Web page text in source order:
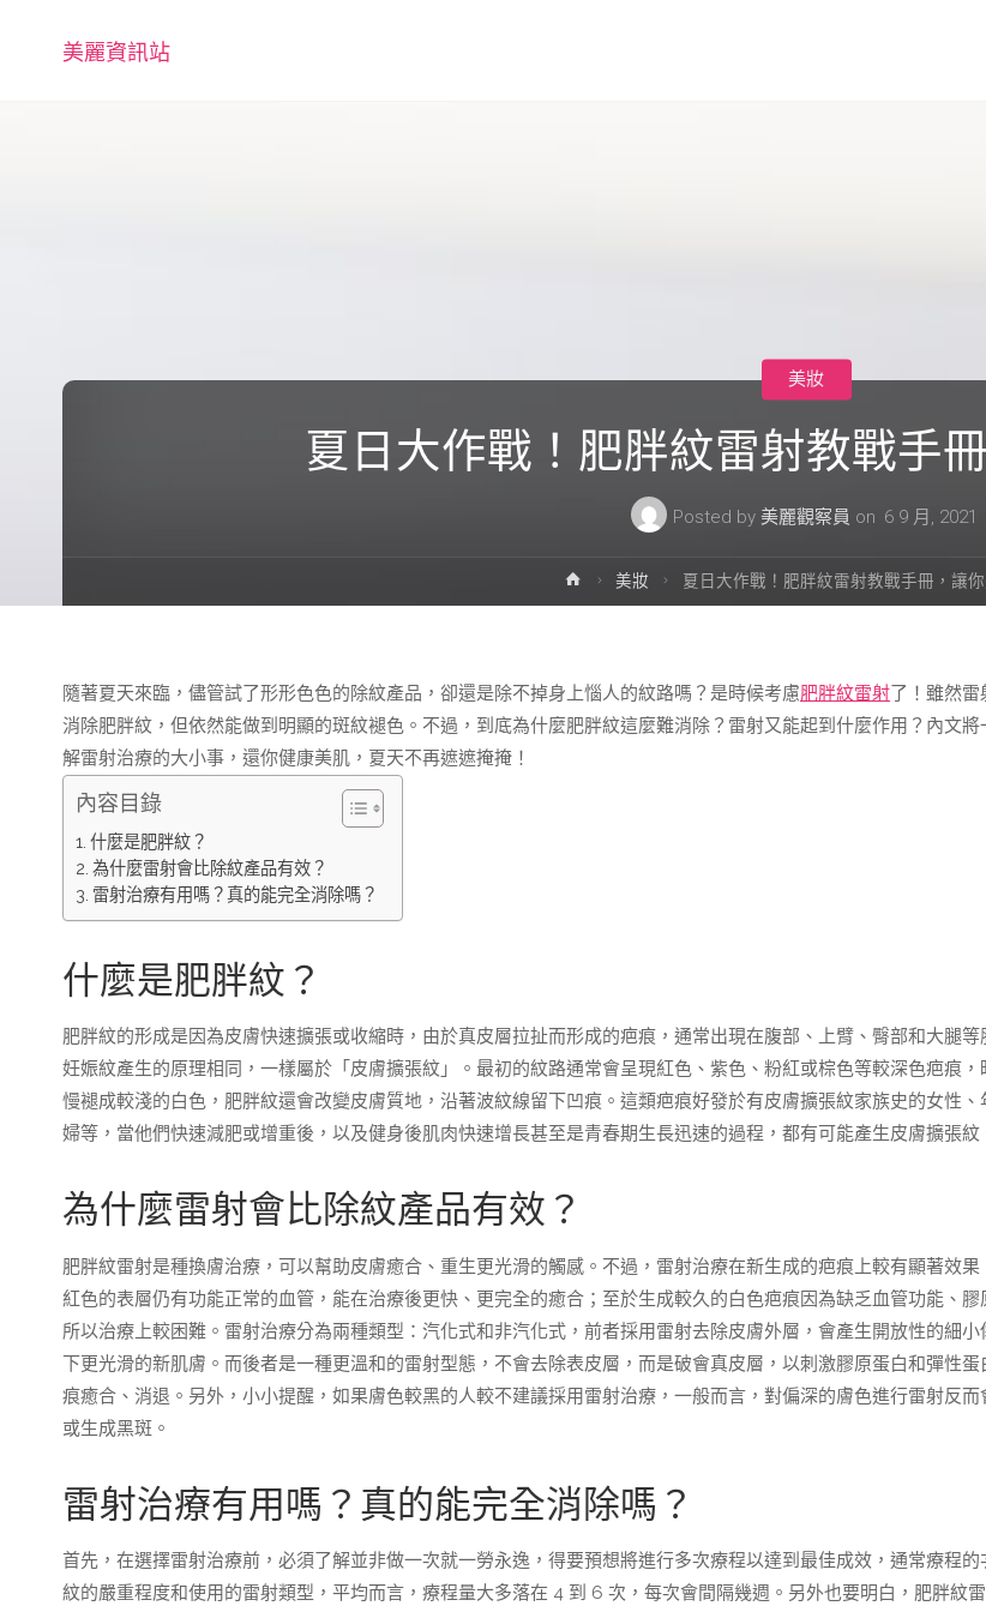
美麗資訊站
夏日大作戰！肥胖紋雷射教戰手
Posted by 美麗觀察員 on 6 9 月, 2021
美妝
Home美妝 夏日大作戰！肥胖紋雷射教戰手冊，讓
隨著夏天來臨，儘管試了形形色色的除紋產品，卻還是除不掉身上惱人的紋路嗎？是時候考慮肥胖紋雷射了！雖然雷
消除肥胖紋，但依然能做到明顯的斑紋褪色。不過，到底為什麼肥胖紋這麼難消除？雷射又能起到什麼作用？內文將
解雷射治療的大小事，還你健康美肌，夏天不再遮遮掩掩！
內容目錄
什麼是肥胖紋？
為什麼雷射會比除紋產品有效？
雷射治療有用嗎？真的能完全消除嗎？
什麼是肥胖紋？
肥胖紋的形成是因為皮膚快速擴張或收縮時，由於真皮層拉扯而形成的疤痕，通常出現在腹部、上臂、臀部和大腿
妊娠紋產生的原理相同，一樣屬於「皮膚擴張紋」。最初的紋路通常會呈現紅色、紫色、粉紅或棕色等較深色疤痕，
慢褪成較淺的白色，肥胖紋還會改變皮膚質地，沿著波紋線留下凹痕。這類疤痕好發於有皮膚擴張紋家族史的女性
婦等，當他們快速減肥或增重後，以及健身後肌肉快速增長甚至是青春期生長迅速的過程，都有可能產生皮膚擴張紋
為什麼雷射會比除紋產品有效？
肥胖紋雷射是種換膚治療，可以幫助皮膚癒合、重生更光滑的觸感。不過，雷射治療在新生成的疤痕上較有顯著效
紅色的表層仍有功能正常的血管，能在治療後更快、更完全的癒合；至於生成較久的白色疤痕因為缺乏血管功能、膠
所以治療上較困難。雷射治療分為兩種類型：汽化式和非汽化式，前者採用雷射去除皮膚外層，會產生開放性的細小
下更光滑的新肌膚。而後者是一種更溫和的雷射型態，不會去除表皮層，而是破會真皮層，以刺激膠原蛋白和彈性
痕癒合、消退。另外，小小提醒，如果膚色較黑的人較不建議採用雷射治療，一般而言，對偏深的膚色進行雷射反
或生成黑斑。
雷射治療有用嗎？真的能完全消除嗎？
首先，在選擇雷射治療前，必須了解並非做一次就一勞永逸，得要預想將進行多次療程以達到最佳成效，通常療程
紋的嚴重程度和使用的雷射類型，平均而言，療程量大多落在 4 到 6 次，每次會間隔幾週。另外也要明白，肥胖紋